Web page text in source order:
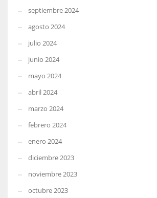
septiembre 2024
agosto 2024
julio 2024
junio 2024
mayo 2024
abril 2024
marzo 2024
febrero 2024
enero 2024
diciembre 2023
noviembre 2023
octubre 2023